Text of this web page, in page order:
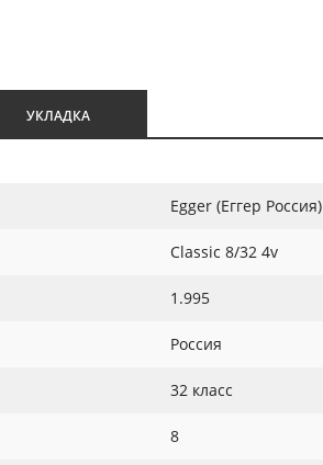
УКЛАДКА
Egger (Еггер Россия)
Classic 8/32 4v
1.995
Россия
32 класс
8